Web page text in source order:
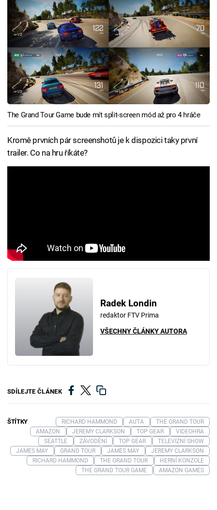
The Grand Tour Game bude mít split-screen mód až pro 4 hráče
Kromě prvních pár screenshotů je k dispozici taky první
trailer. Co na hru říkáte?
Radek Londin
redaktor FTV Prima
VŠECHNY ČLÁNKY AUTORA
SDÍLEJTE ČLÁNEK
ŠTÍTKY RICHARD HAMMOND AUTA
THE GRAND TOUR
AMAZON
JEREMY CLARKSON TOP GEAR
VIDEOHRA
SEATTLE
ZÁVODĚNÍ TOP GEAR
TELEVIZNÍ SHOW
JAMES MAY
GRAND TOUR JAMES MAY
JEREMY CLARKSON
RICHARD HAMMOND
THE GRAND TOUR
HERNÍ KONZOLE
THE GRAND TOUR GAME
AMAZON GAMES